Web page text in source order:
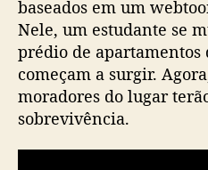
baseados em um
Nele, um estudante se
prédio de apartamentos
começam a surgir.
moradores do lugar
sobrevivência.